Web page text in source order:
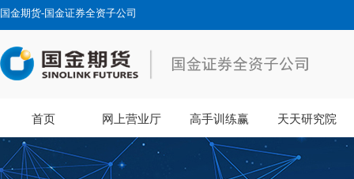
国金期货-国金证券全资子公司
首页 网上营业厅 高手训练赢 天天研究院